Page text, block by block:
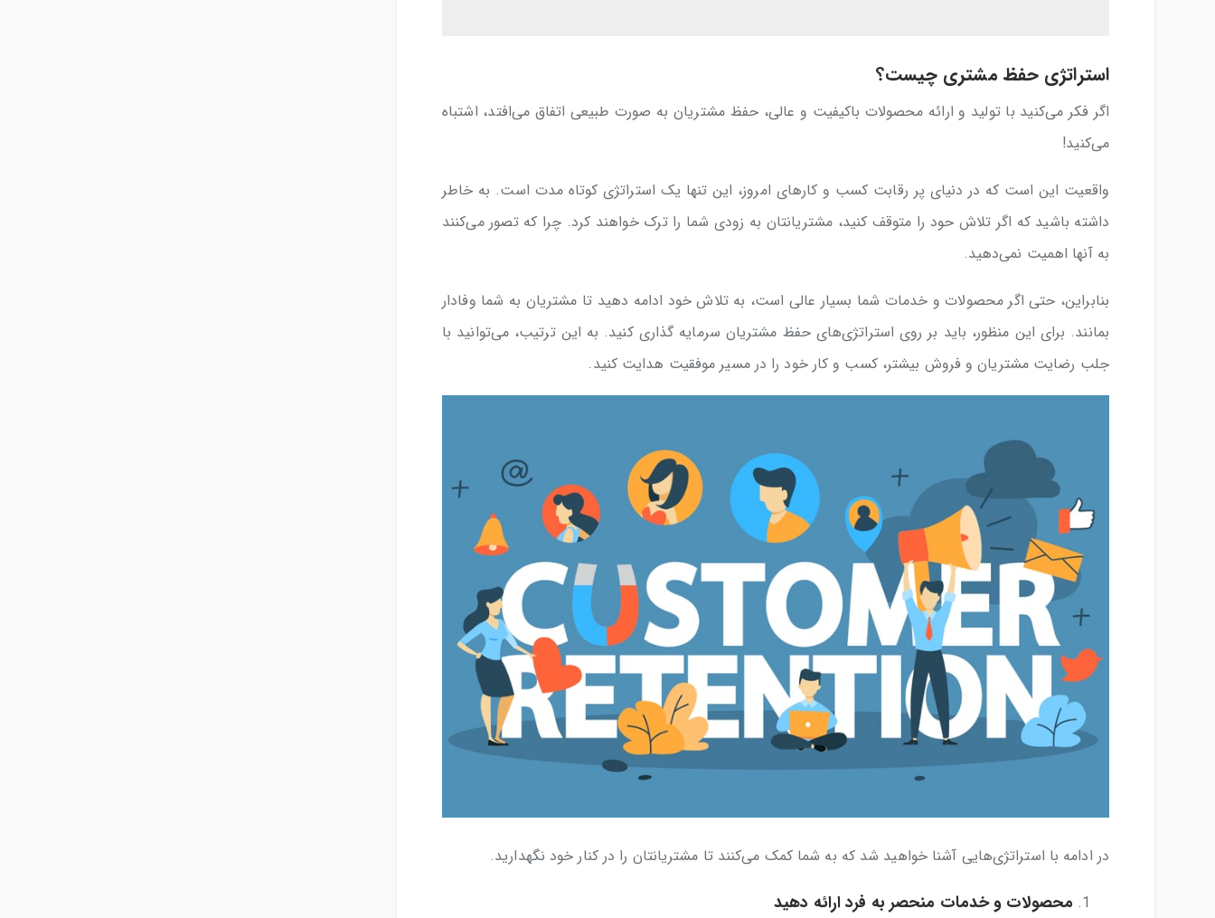
استراتژی‌ حفظ مشتری چیست؟
اگر فکر می‌کنید با تولید و ارائه محصولات باکیفیت و عالی، حفظ مشتریان به صورت طبیعی اتفاق می‌افتد، اشتباه
می‌کنید!
واقعیت این است که در دنیای پر رقابت کسب و کارهای امروز، این تنها یک استراتژی کوتاه مدت است. به خاطر
داشته باشید که اگر تلاش حود را متوقف کنید، مشتریانتان به زودی شما را ترک خواهند کرد. چرا که تصور می‌کنند
به آنها اهمیت نمی‌دهید.
بنابراین، حتی اگر محصولات و خدمات شما بسیار عالی است، به تلاش خود ادامه دهید تا مشتریان به شما وفادار
بمانند. برای این منظور، باید بر روی استراتژی‌های حفظ مشتریان سرمایه گذاری کنید. به این ترتیب، می‌توانید با
جلب رضایت مشتریان و فروش بیشتر، کسب و کار خود را در مسیر موفقیت هدایت کنید.
در ادامه با استراتژی‌هایی آشنا خواهید شد که به شما کمک می‌کنند تا مشتریانتان را در کنار خود نگهدارید.
محصولات و خدمات منحصر به فرد ارائه دهید